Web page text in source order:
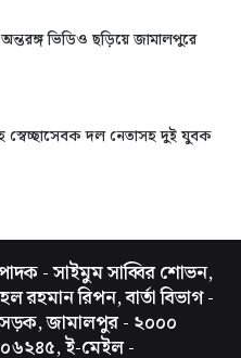
ভিডিও ছড়িয়ে জামালপুরে
স্বেচ্ছাসেবক দল নেতাসহ দুই যুবক
- সাইমুম সাব্বির শোভন,
রহমান রিপন, বার্তা বিভাগ -
সড়ক, জামালপুর - ২০০০
ই-মেইল -